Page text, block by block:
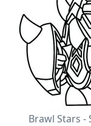
Brawl Stars -